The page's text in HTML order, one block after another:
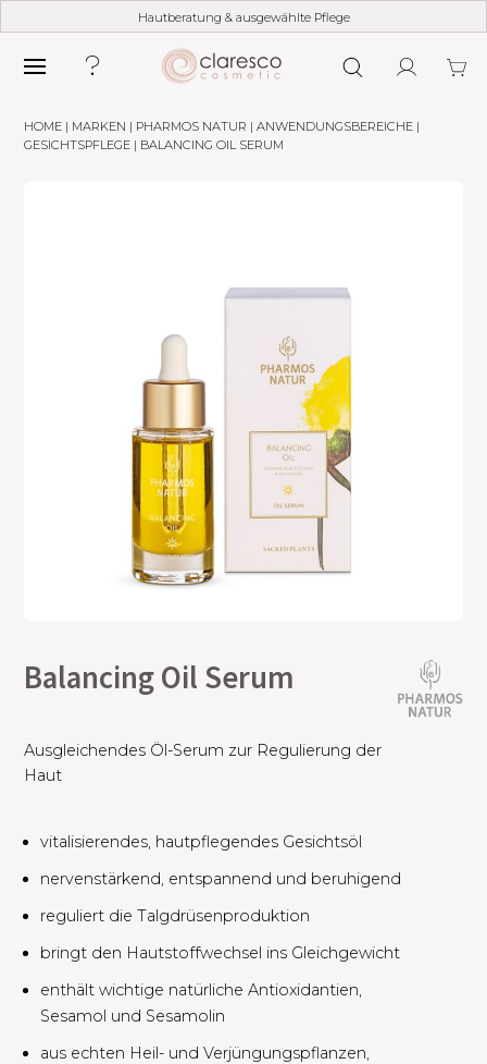
Hautberatung & ausgewählte Pflege
HOME | MARKEN | PHARMOS NATUR |ANWENDUNGSBEREICHE |
GESICHTSPFLEGE | BALANCING OIL SERUM
Balancing Oil Serum
Ausgleichendes Öl-Serum zur Regulierung der
Haut
vitalisierendes, hautpflegendes Gesichtsöl
nervenstärkend, entspannend und beruhigend​
reguliert die Talgdrüsenproduktion
bringt den Hautstoffwechsel ins ​Gleichgewicht​
enthält wichtige natürliche Antioxidantien,
Sesamol und Sesamolin​
aus echten Heil- und Verjüngungspflanzen,